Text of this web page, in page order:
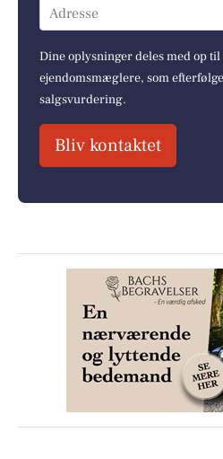
Adresse
Dine oplysninger deles med op
ejendomsmæglere, som
salgsvurdering.
Bliv kontaktet